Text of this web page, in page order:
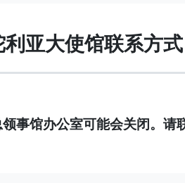
亚大使馆联系方式
事馆办公室可能会关闭。请